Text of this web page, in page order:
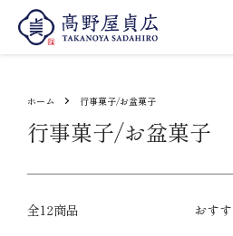
ホーム 行事菓子/お盆菓子
行事菓子/お盆菓子
全12商品 おす